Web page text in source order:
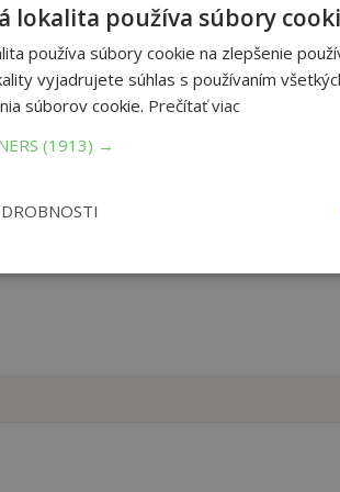
knižka ako stvorená na čítanie vášmu
Good Morning Kisses (Townhouse Publishing Ltd,
strán: 12
lokalita používa súbory
používa súbory cookie na zlepšenie
vyjadrujete súhlas s používaním
súborov cookie. Prečítať viac
(1913) →